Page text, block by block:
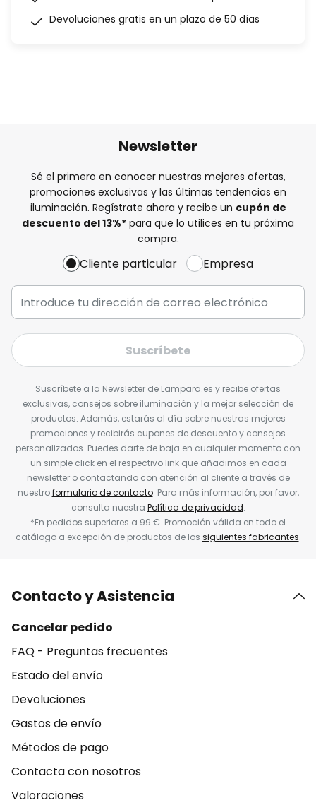
Devoluciones gratis en un plazo de 50 días
Newsletter
Sé el primero en conocer nuestras mejores ofertas,
promociones exclusivas y las últimas tendencias en
iluminación. Regístrate ahora y recibe un cupón de
descuento del13%* para que lo utilices en tu próxima
compra.
Cliente particular Empresa
Suscríbete
Suscríbete a la Newsletter de Lampara.es y recibe ofertas
exclusivas, consejos sobre iluminación y la mejor selección de
productos. Además, estarás al día sobre nuestras mejores
promociones y recibirás cupones de descuento y consejos
personalizados. Puedes darte de baja en cualquier momento con
un simple click en el respectivo link que añadimos en cada
newsletter o contactando con atención al cliente a través de
nuestroformulario de contacto. Para más información, por favor,
consulta nuestra Política de privacidad.
*En pedidos superiores a 99 €. Promoción válida en todo el
catálogo a excepción de productos de los siguientes fabricantes.
Contacto y Asistencia
Cancelar pedido
FAQ - Preguntas frecuentes
Estado del envío
Devoluciones
Gastos de envío
Métodos de pago
Contacta con nosotros
Valoraciones